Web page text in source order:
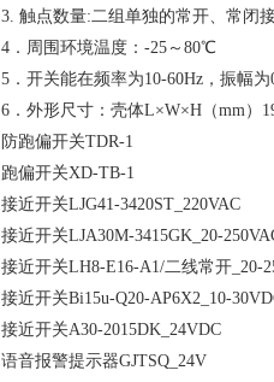
3. 触点数量:二组单独的常开、常闭
4．周围环境温度：-25～80℃
5．开关能在频率为10-60Hz，振幅
6．外形尺寸：壳体L×W×H（mm）
防跑偏开关TDR-1
跑偏开关XD-TB-1
接近开关LJG41-3420ST_220VAC
接近开关LJA30M-3415GK_20-
接近开关LH8-E16-A1/二线常开_20-
接近开关Bi15u-Q20-AP6X2_10-
接近开关A30-2015DK_24VDC
语音报警提示器GJTSQ_24V